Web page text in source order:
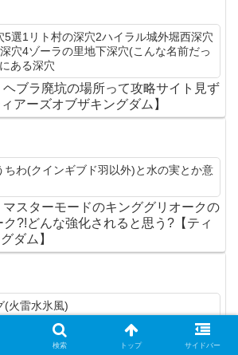
5選1リト村の深穴2ハイラル城外堀西深穴
穴4ゾーラの里地下深穴(こんな名前だっ
ある深穴
ヘブラ廃坑の場所って攻略サイト見ず
アーズオブザキングダム】
ちわ(クインギブド羽以外)と水の実とか意
マスターモードのキンググリオークの
?!どんな強化されると思う?【ティ
ダム】
(火雷水氷風)
スターモードのキンググリオークの
ク?!どんな強化されると思う?【ティ
検索 トップ サイドバー